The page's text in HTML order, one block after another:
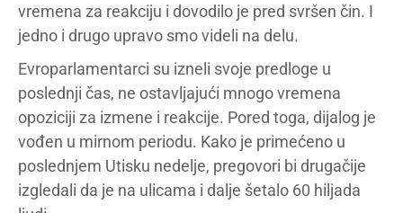
vremena za reakciju i dovodilo je pred svršen čin. I
jedno i drugo upravo smo videli na delu.
Evroparlamentarci su izneli svoje predloge u
poslednji čas, ne ostavljajući mnogo vremena
opoziciji za izmene i reakcije. Pored toga, dijalog je
vođen u mirnom periodu. Kako je primećeno u
poslednjem Utisku nedelje, pregovori bi drugačije
izgledali da je na ulicama i dalje šetalo 60 hiljada